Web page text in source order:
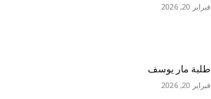
فبراير 20, 2026
طلبة مار يوسف
فبراير 20, 2026